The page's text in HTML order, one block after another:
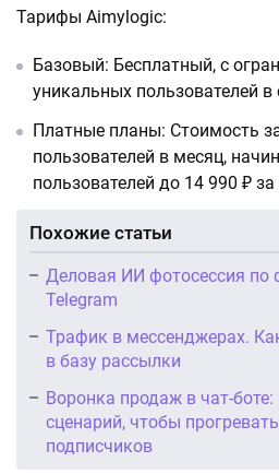
Тарифы Aimylogic:
Базовый: Бесплатный, с
уникальных пользователей в
Платные планы: Стоимость
пользователей в месяц,
пользователей до 14 990 ₽
Похожие статьи
Деловая ИИ фотосессия по
Telegram
Трафик в мессенджерах.
в базу рассылки
Воронка продаж в чат-боте:
сценарий, чтобы
подписчиков